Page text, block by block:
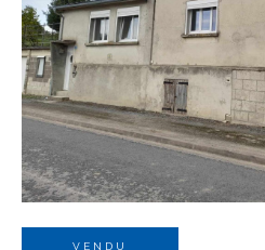
VENDU
Budget
Budget
Surface
Surface
Pièces